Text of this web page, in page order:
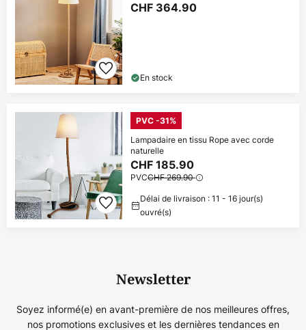
CHF 364.90
En stock
PVC -31%
Lampadaire en tissu Rope avec corde
naturelle
CHF 185.90
PVCCHF 269.90
Délai de livraison : 11 - 16 jour(s)
ouvré(s)
Newsletter
Soyez informé(e) en avant-première de nos meilleures offres,
nos promotions exclusives et les dernières tendances en